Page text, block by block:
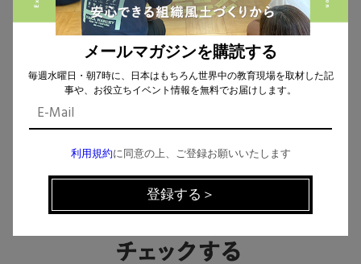
イベント、記事などの最新情報をお届け！
個人情報の取扱 について同意します。
CHECK THE NEWS ON SNS
メールマガジンを購読する
毎週水曜日・朝7時に、日本はもちろん世界中の教育現場を取材した記
事や、お役立ちイベント情報を無料でお届けします。
利用規約に同意の上、ご登録お願いいたします